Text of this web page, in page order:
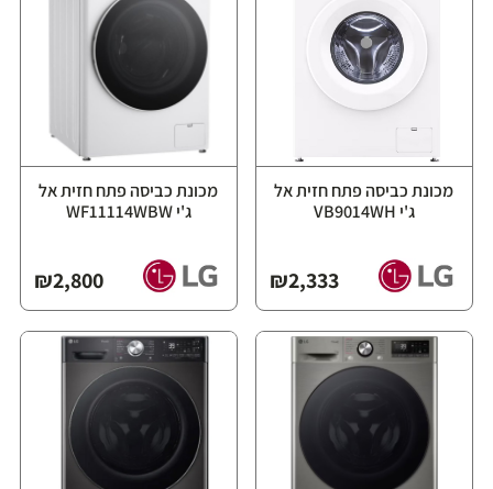
מכונת כביסה פתח חזית אל
ג'י VB9014WH
₪2,333
מכונת כביסה פתח חזית אל
ג'י WF11114WBW
₪2,800